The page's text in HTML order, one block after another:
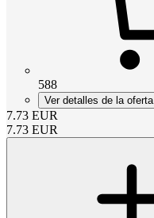
588
Ver detalles de la oferta
7.73 EUR
7.73 EUR